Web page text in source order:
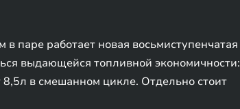
паре работает новая восьмиступенчатая
выдающейся топливной экономичности:
8,5л в смешанном цикле. Отдельно стоит